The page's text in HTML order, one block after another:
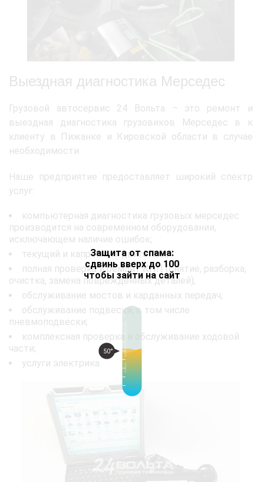
Защита от спама:
сдвинь вверх до 100
чтобы зайти на сайт
50°
Выездная диагностика Мерседес
Грузовой автосервис 24 Вольта – это ремонт и
выездная диагностика грузовиков Мерседес в к
клиенту в Пижанке и Кировской области в случае
необходимости.
Наше предприятие предоставляет широкий спектр
услуг:
компьютерная диагностика грузовых мерседес
производится на современном оборудовании,
исключающем наличие ошибок;
текущий и капремонт двигателя;
полная проверка и ремонт КПП (снятие, разборка,
очистка, замена поврежденных деталей);
обслуживание мостов и карданных передач;
обслуживание подвески, в том числе
пневмоподвески;
комплексная проверка и обслуживание ходовой
части;
услуги электрика.